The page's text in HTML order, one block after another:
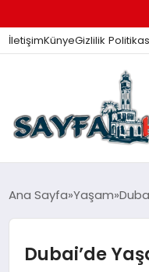
İletişimKünyeGizlilik
ANA SAYFA
GÜNDEM
Ana Sayfa Yaşam
Dubai’de